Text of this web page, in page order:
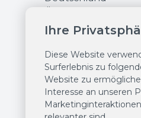
Ihre
Diese Website
Surferlebnis zu
Website zu
Interesse an unseren
Schweiz